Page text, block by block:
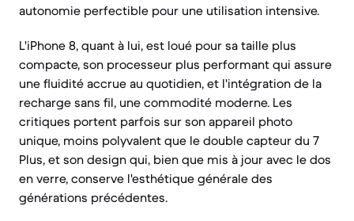
autonomie perfectible pour une utilisation intensive.
L'iPhone 8, quant à lui, est loué pour sa taille plus
compacte, son processeur plus performant qui assure
une fluidité accrue au quotidien, et l'intégration de la
recharge sans fil, une commodité moderne. Les
critiques portent parfois sur son appareil photo
unique, moins polyvalent que le double capteur du 7
Plus, et son design qui, bien que mis à jour avec le dos
en verre, conserve l'esthétique générale des
générations précédentes.